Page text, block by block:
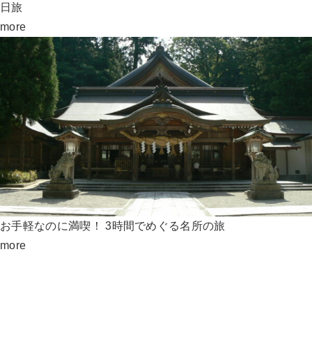
日旅
more
お手軽なのに満喫！ 3時間でめぐる名所の旅
more